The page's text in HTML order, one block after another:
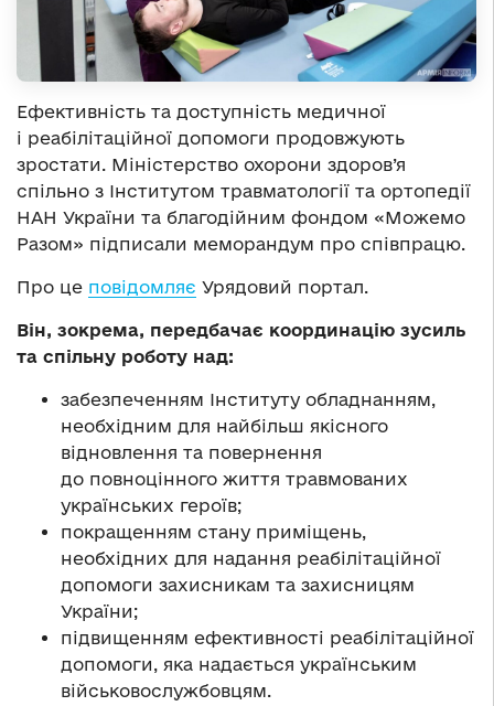
Ефективність та доступність медичної
і реабілітаційної допомоги продовжують
зростати. Міністерство охорони здоров’я
спільно з Інститутом травматології та ортопедії
НАН України та благодійним фондом «Можемо
Разом» підписали меморандум про співпрацю.
Про це повідомляє Урядовий портал.
Він, зокрема, передбачає координацію зусиль
та спільну роботу над:
забезпеченням Інституту обладнанням,
необхідним для найбільш якісного
відновлення та повернення
до повноцінного життя травмованих
українських героїв;
покращенням стану приміщень,
необхідних для надання реабілітаційної
допомоги захисникам та захисницям
України;
підвищенням ефективності реабілітаційної
допомоги, яка надається українським
військовослужбовцям.